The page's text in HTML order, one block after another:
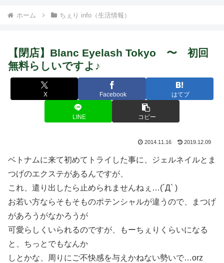
ホーム ちぇり info（生活情報）
【閉店】Blanc Eyelash Tokyo 〜 初回
無料らしいですよ♪
X Facebook はてブ
LINE コピー
2014.11.16 2019.12.09
ベトナムに来て初めてトライした事に、ジェルネイルとま
つげのエクステがあるんですが、
これ、遣り出したら止められませんねぇ…(´Д` )
お若い方ならそもそものポテンシャルが違うので、まつげ
があろうがなかろうが
可愛らしくいられるのですが、もーちぇりくらいになる
と、ちっとでもなんか
しとかな、周りにご不快感を与えかねない勢いで…orz